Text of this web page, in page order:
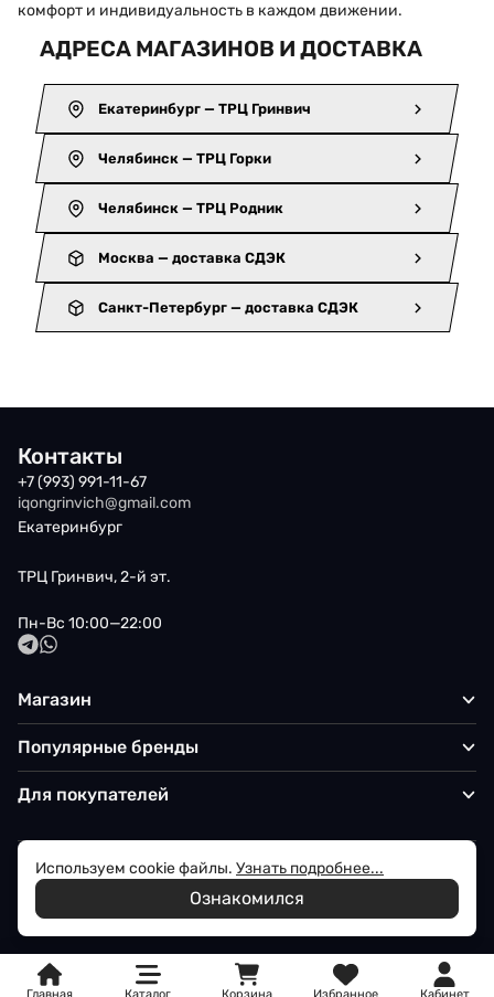
комфорт и индивидуальность в каждом движении.
АДРЕСА МАГАЗИНОВ И ДОСТАВКА
Екатеринбург — ТРЦ Гринвич
Челябинск — ТРЦ Горки
Челябинск — ТРЦ Родник
Москва — доставка СДЭК
Санкт-Петербург — доставка СДЭК
Главная Каталог Корзина Избранное Кабинет
Контакты
+7 (993) 991-11-67
iqongrinvich@gmail.com
Екатеринбург
ТРЦ Гринвич, 2-й эт.
Пн-Вс 10:00—22:00
Магазин
Популярные бренды
Для покупателей
© 2026 Iqon - Магазин вашего стиля
Политика обработки персональных данных
Используем cookie файлы. Узнать подробнее...
Ознакомился